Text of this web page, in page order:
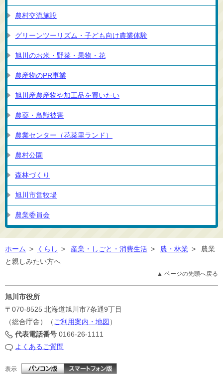
農村交流施設
グリーンツーリズム・子ども向け農業体験
旭川のお米・野菜・果物・花
農産物のPR事業
旭川産農産物や加工品を買いたい
農薬・鳥獣被害
農業センター（花菜里ランド）
農村公園
森林づくり
旭川市営牧場
農業委員会
ホーム > くらし > 産業・しごと・消費生活 > 農・林業 >
農業
と親しみたい方へ
▲ ページの先頭へ戻る
旭川市役所
〒070-8525 北海道旭川市7条通9丁目
（総合庁舎）（ ご利用案内・地図 ）
代表電話番号 0166-26-1111
よくあるご質問
表示